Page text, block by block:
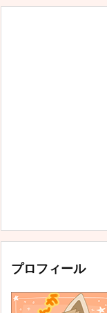
プロフィール